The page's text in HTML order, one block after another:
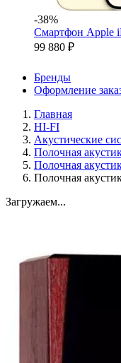
-38%
Смартфон Apple
99 880 ₽
Бренды
Оформление
Главная
HI-FI
Акустические
Полочная
Полочная
Полочная
Загружаем...